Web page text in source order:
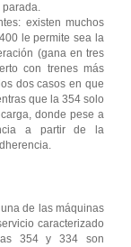
parada.
existen muchos
le permite sea la
(gana en tres
con trenes más
dos casos en que
que la 354 solo
donde pese a
a partir de la
de las máquinas
caracterizado
354 y 334 son